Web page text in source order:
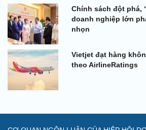
Chính sách đột phá,
doanh nghiệp lớn
nhọn
Vietjet đạt hàng
theo AirlineRatings